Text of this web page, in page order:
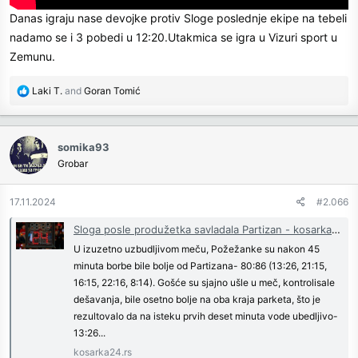
Danas igraju nase devojke protiv Sloge poslednje ekipe na tebeli
nadamo se i 3 pobedi u 12:20.Utakmica se igra u Vizuri sport u
Zemunu.
R
c
t
i
o
n
:
Laki T. and Goran Tomić
somika93
Grobar
17.11.2024 #2.066
Sloga posle produžetka savladala Partizan - kosarka24.rs
U izuzetno uzbudljivom meču, Požežanke su nakon 45
minuta borbe bile bolje od Partizana- 80:86 (13:26, 21:15,
16:15, 22:16, 8:14). Gošće su sjajno ušle u meč, kontrolisale
dešavanja, bile osetno bolje na oba kraja parketa, što je
rezultovalo da na isteku prvih deset minuta vode ubedljivo-
13:26...
kosarka24.rs